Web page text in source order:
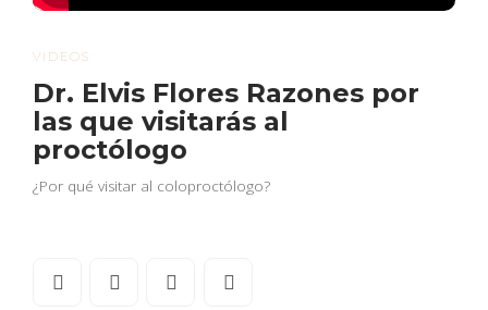
VIDEOS
Dr. Elvis Flores Razones por
las que visitarás al
proctólogo
¿Por qué visitar al coloproctólogo?